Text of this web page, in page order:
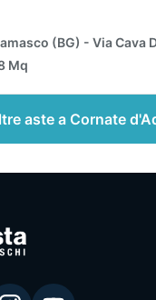
(BG) - Via Cava
Mq
aste a Cornate